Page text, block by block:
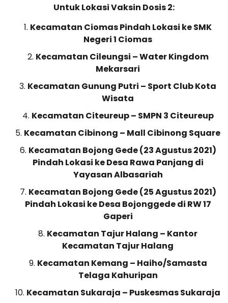
Untuk Lokasi Vaksin Dosis 2:
Kecamatan Ciomas Pindah Lokasi ke SMK
Negeri 1 Ciomas
Kecamatan Cileungsi – Water Kingdom
Mekarsari
Kecamatan Gunung Putri – Sport Club Kota
Wisata
Kecamatan Citeureup – SMPN 3 Citeureup
Kecamatan Cibinong – Mall Cibinong Square
Kecamatan Bojong Gede (23 Agustus 2021)
Pindah Lokasi ke Desa Rawa Panjang di
Yayasan Albasariah
Kecamatan Bojong Gede (25 Agustus 2021)
Pindah Lokasi ke Desa Bojonggede di RW 17
Gaperi
Kecamatan Tajur Halang – Kantor
Kecamatan Tajur Halang
Kecamatan Kemang – Haiho/Samasta
Telaga Kahuripan
Kecamatan Sukaraja – Puskesmas Sukaraja